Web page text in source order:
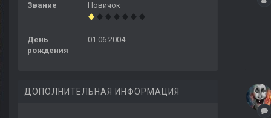
Звание Новичок
День
рождения
01.06.2004
ДОПОЛНИТЕЛЬНАЯ ИНФОРМАЦИЯ